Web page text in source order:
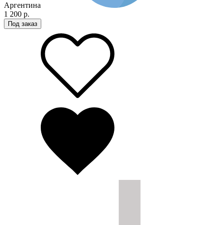
Аргентина
1 200 р.
Под заказ